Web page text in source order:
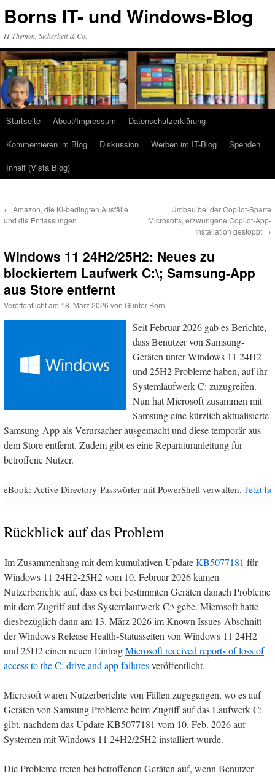
Inhalt
Borns IT- und Windows-Blog
IT-Themen, Sicherheit & Co.
Startseite About/Impressum
Datenschutzerklärung
Kommentieren im Blog
Diskussion Werben im IT-Blog
Spenden
Inhalt (Vista Blog)
← Amazon, die KI-bedingten Ausfälle
und die Entlassungen
Umbau bei der Copilot-Sparte
Microsofts, erzwungene Copilot-App-
Installation gestoppt →
Windows 11 24H2/25H2: Neues zu
blockiertem Laufwerk C:\; Samsung-App
aus Store entfernt
Veröffentlicht am 18. März 2026 von Günter Born
Seit Februar 2026 gab es Berichte,
dass Benutzer von Samsung-
Geräten unter Windows 11 24H2
und 25H2 Probleme haben, auf ihr
Systemlaufwerk C: zuzugreifen.
Nun hat Microsoft zusammen mit
Samsung eine kürzlich aktualisierte
Samsung-App als Verursacher ausgemacht und diese temporär aus
dem Store entfernt. Zudem gibt es eine Reparaturanleitung für
betroffene Nutzer.
eBook: Active Directory-Passwörter mit PowerShell verwalten. Jetzt
Rückblick auf das Problem
Im Zusammenhang mit dem kumulativen UpdateKB5077181 für
Windows 11 24H2-25H2 vom 10. Februar 2026 kamen
Nutzerberichte auf, dass es bei bestimmten Geräten danach Probleme
mit dem Zugriff auf das Systemlaufwerk C:\ gebe. Microsoft hatte
diesbezüglich dann am 13. März 2026 im Known Issues-Abschnitt
der Windows Release Health-Statusseiten von Windows 11 24H2
und 25H2 einen neuen EintragMicrosoft received reports of loss of
access to the C: drive and app failuresveröffentlicht.
Microsoft waren Nutzerberichte von Fällen zugegangen, wo es auf
Geräten von Samsung Probleme beim Zugriff auf das Laufwerk C:
gibt, nachdem das Update KB5077181 vom 10. Feb. 2026 auf
Systemen mit Windows 11 24H2/25H2 installiert wurde.
Die Probleme treten bei betroffenen Geräten auf, wenn Benutzer